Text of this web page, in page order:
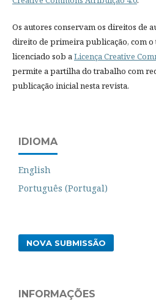
Os autores conservam os direitos de
direito de primeira publicação, com
licenciado sob aLicença Creative
permite a partilha do trabalho com
publicação inicial nesta revista.
IDIOMA
English
Português (Portugal)
NOVA SUBMISSÃO
INFORMAÇÕES